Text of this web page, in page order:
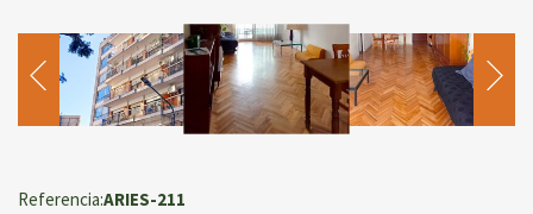
Referencia:ARIES-211